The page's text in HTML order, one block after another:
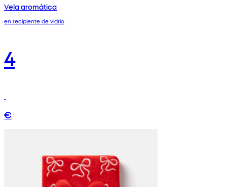
Vela aromática
en recipiente de vidrio
4
€